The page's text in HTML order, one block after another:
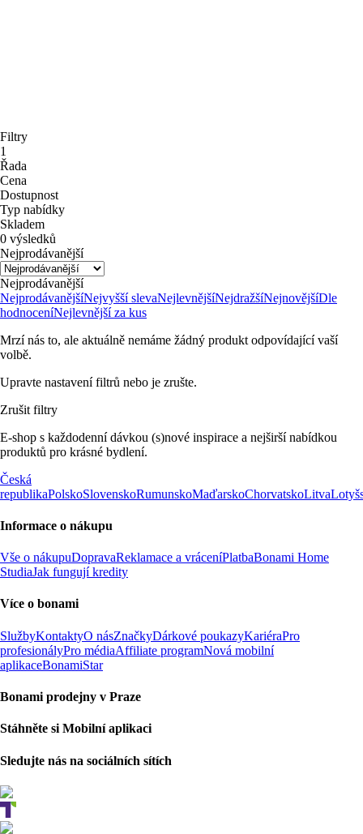
Filtry
1
Řada
Cena
Dostupnost
Typ nabídky
Skladem
0 výsledků
Nejprodávanější
Nejprodávanější
NejprodávanějšíNejvyšší slevaNejlevnějšíNejdražšíNejnovějšíDle
hodnoceníNejlevnější za kus
Mrzí nás to, ale aktuálně nemáme žádný produkt odpovídající vaší
volbě.
Upravte nastavení filtrů nebo je zrušte.
Zrušit filtry
E-shop s každodenní dávkou (s)nové inspirace a nejširší nabídkou
produktů pro krásné bydlení.
Česká
republikaPolskoSlovenskoRumunskoMaďarskoChorvatskoLitva
Informace o nákupu
Vše o nákupuDopravaReklamace a vráceníPlatbaBonami Home
StudiaJak fungují kredity
Více o bonami
SlužbyKontaktyO násZnačkyDárkové poukazyKariéraPro
profesionályPro médiaAffiliate programNová mobilní
aplikaceBonamiStar
Bonami prodejny v Praze
Stáhněte si Mobilní aplikaci
Sledujte nás na sociálních sítích